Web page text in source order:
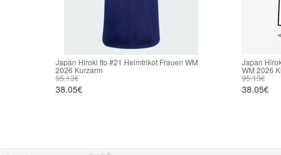
Japan Hiroki Ito #21 Heimtrikot Frauen WM
2026 Kurzarm
95.13€
38.05€
Japan
WM 2026
95.13€
38.05€